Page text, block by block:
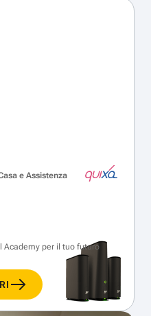
e Assistenza
Academy per il tuo futuro